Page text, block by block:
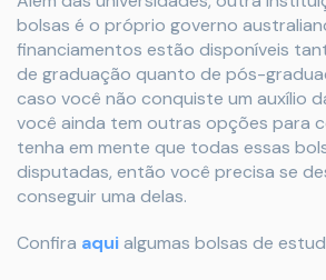
bolsas é o próprio governo
financiamentos estão disponíveis
de graduação quanto de pós-
caso você não conquiste um auxílio
você ainda tem outras opções para
tenha em mente que todas essas
disputadas, então você precisa se
conseguir uma delas.
Confira aquialgumas bolsas de